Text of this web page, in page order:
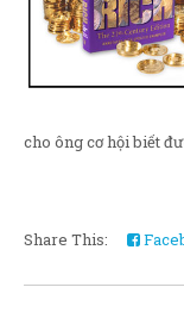
cho ông cơ hội biết
Share This: